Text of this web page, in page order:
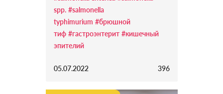
spp. #salmonella
typhimurium #брюшной
тиф #гастроэнтерит #кишечный
эпителий
05.07.2022 396